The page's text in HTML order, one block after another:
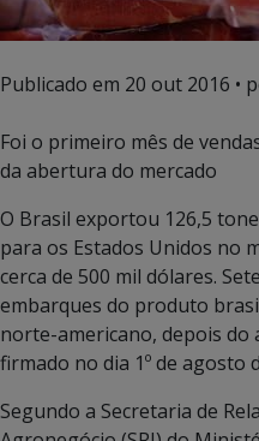
Publicado em 20 out 2016 •
Foi o primeiro mês de
da abertura do mercado
O Brasil exportou 126,5
para os Estados Unidos no
cerca de 500 mil dólares.
embarques do produto
norte-americano, depois do
firmado no dia 1º de agosto
Segundo a Secretaria de